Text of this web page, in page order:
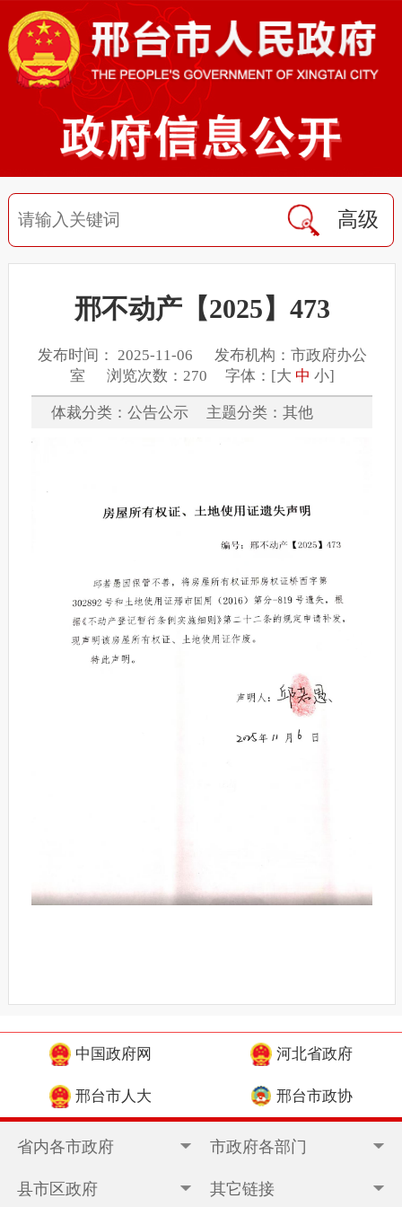
高级
邢不动产【2025】473
发布时间： 2025-11-06 发布机构：市政府办公
室 浏览次数：270 字体：[大 中 小]
体裁分类：公告公示 主题分类：其他
中国政府网 河北省政府
邢台市人大 邢台市政协
省内各市政府 市政府各部门
县市区政府 其它链接